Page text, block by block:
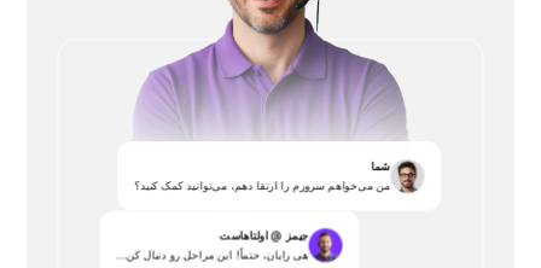
شما
من می‌خواهم سرورم را ارتقا دهم، می‌توانید کمک کنید؟
جیمز @ اولتاهاست
هی رایان، حتماً! این مراحل رو دنبال کن...